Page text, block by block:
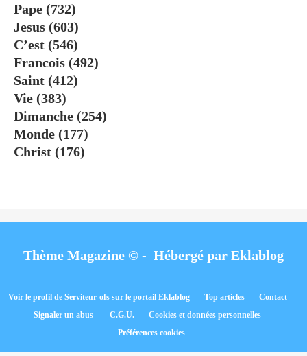
Pape (732)
Jesus (603)
C’est (546)
Francois (492)
Saint (412)
Vie (383)
Dimanche (254)
Monde (177)
Christ (176)
Thème Magazine © - Hébergé par Eklablog
Voir le profil de Serviteur-ofssur le portail Eklablog Top articles
Contact
Signaler un abus
C.G.U.
Cookies et données personnelles
Préférences cookies